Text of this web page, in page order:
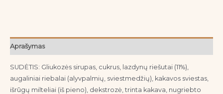
Aprašymas
SUDĖTIS: Gliukozės sirupas, cukrus, lazdynų riešutai (11%),
augaliniai riebalai (alyvpalmių, sviestmedžių), kakavos sviestas,
išrūgų milteliai (iš pieno), dekstrozė, trinta kakava, nugriebto